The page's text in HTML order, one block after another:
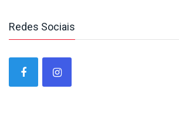
Redes Sociais